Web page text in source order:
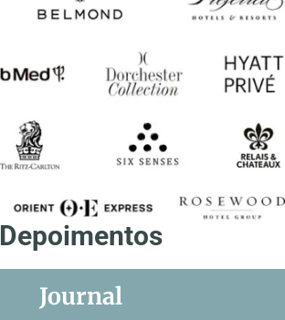
Depoimentos
Journal